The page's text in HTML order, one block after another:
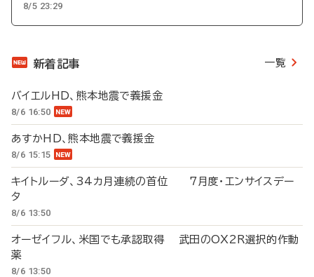
8/5 23:29
新着記事 一覧
バイエルHD、熊本地震で義援金
8/6 16:50
あすかHD、熊本地震で義援金
8/6 15:15
キイトルーダ、34カ月連続の首位 7月度・エンサイスデー
タ
8/6 13:50
オーゼイフル、米国でも承認取得 武田のOX2R選択的作動
薬
8/6 13:50